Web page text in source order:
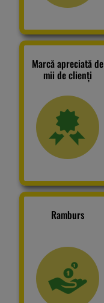
rozătoarelor
Descurajarea
electric
Panou
Urmărire
Marcă apreciată de
mii de clienți
Ramburs